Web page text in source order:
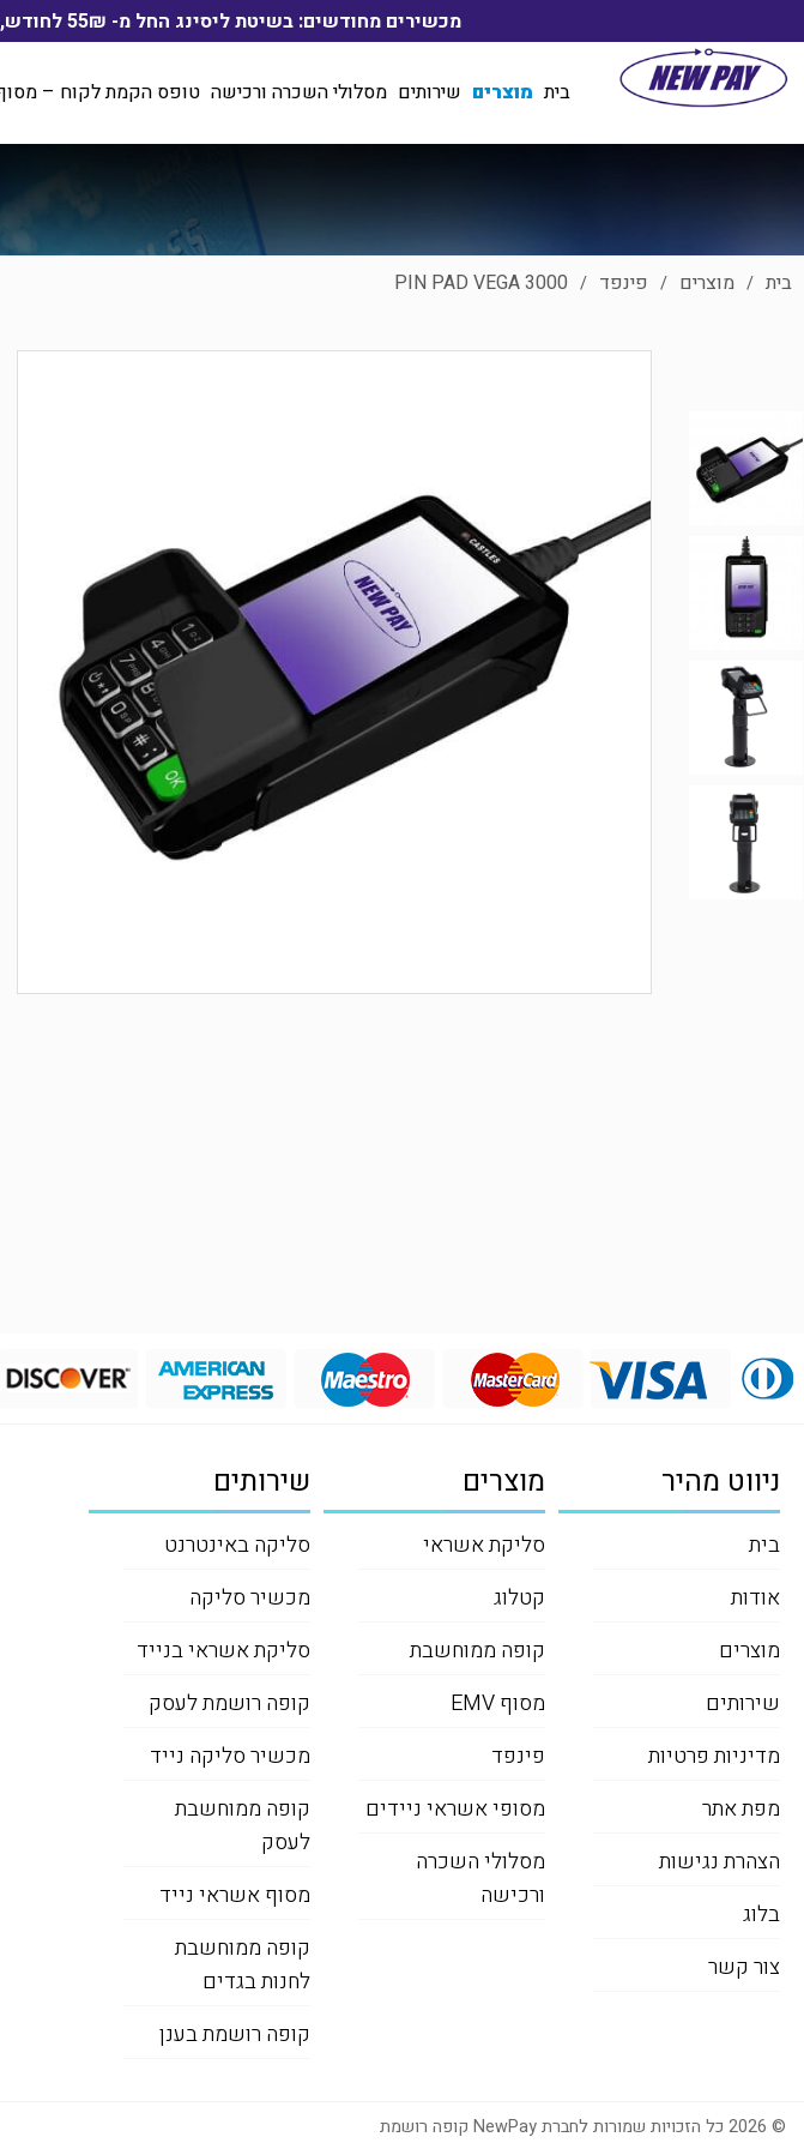
מכשירים מחודשים: בשיטת ליסינג החל מ- 55₪ לחודש, בכפוף לדמי פתיחה חד פעמים. ניתן לשלם בהוראת קבע
בית מוצרים שירותים מסלולי השכרה ורכישה טופס הקמת לקוח – מסוף
בית / מוצרים / פינפד /
PIN PAD VEGA 3000
ניווט מהיר
בית
אודות
מוצרים
שירותים
מדיניות פרטיות
מפת אתר
הצהרת נגישות
בלוג
צור קשר
מוצרים
סליקת אשראי
קטלוג
קופה ממוחשבת
מסוף EMV
פינפד
מסופי אשראי ניידים
מסלולי השכרה
ורכישה
שירותים
סליקה באינטרנט
מכשיר סליקה
סליקת אשראי בנייד
קופה רושמת לעסק
מכשיר סליקה נייד
קופה ממוחשבת
לעסק
מסוף אשראי נייד
קופה ממוחשבת
לחנות בגדים
קופה רושמת בענן
© 2026 כל הזכויות שמורות לחברת NewPay קופה רושמת